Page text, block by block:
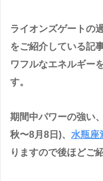
ライオンズゲートの
をご紹介している記
ワフルなエネルギー
す。
期間中パワーの強い
秋〜8月8日)、 水瓶座
りますので後ほどご